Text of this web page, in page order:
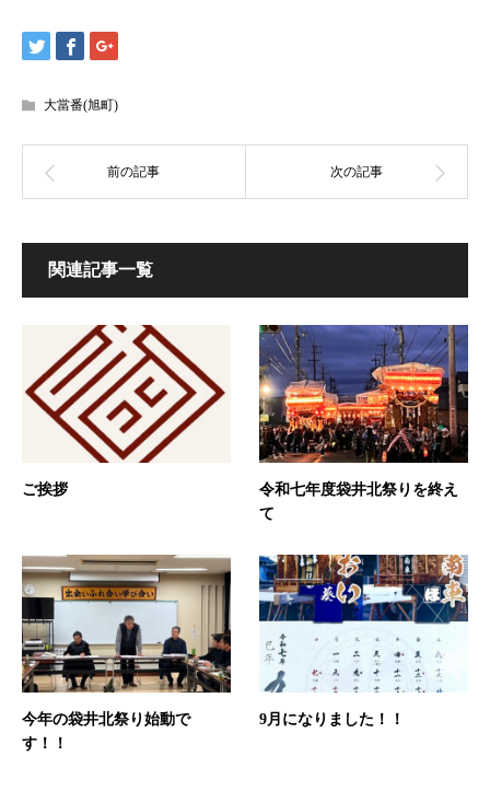
大當番(旭町)
関連記事一覧
ご挨拶
令和七年度袋井北祭りを終え
て
今年の袋井北祭り始動で
す！！
9月になりました！！